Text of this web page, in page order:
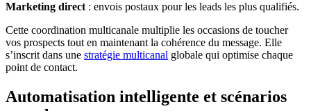
Marketing direct : envois postaux pour les leads les plus qualifiés.
Cette coordination multicanale multiplie les occasions de toucher
vos prospects tout en maintenant la cohérence du message. Elle
s’inscrit dans une stratégie multicanal globale qui optimise chaque
point de contact.
Automatisation intelligente et scénarios